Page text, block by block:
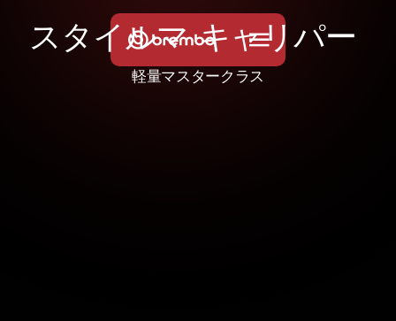
ス タ イ ルマ キ ャリパー
軽量マスタークラス